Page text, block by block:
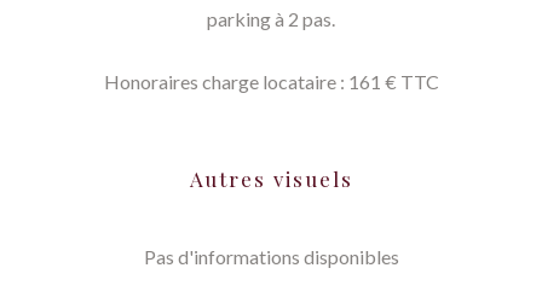
parking à 2 pas.
Honoraires charge locataire : 161 € TTC
Autres visuels
Pas d'informations disponibles